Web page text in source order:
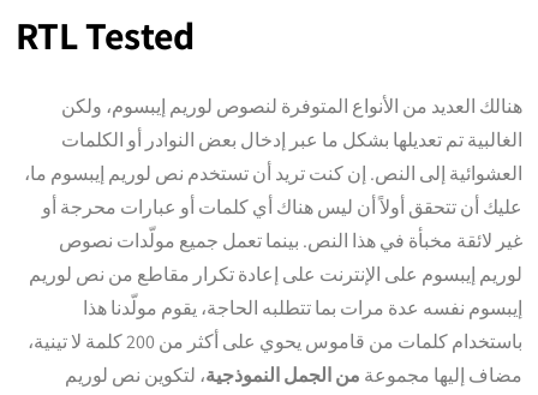
RTL Tested
هنالك العديد من الأنواع المتوفرة لنصوص لوريم إيبسوم، ولكن
الغالبية تم تعديلها بشكل ما عبر إدخال بعض النوادر أو الكلمات
العشوائية إلى النص. إن كنت تريد أن تستخدم نص لوريم إيبسوم ما،
عليك أن تتحقق أولاً أن ليس هناك أي كلمات أو عبارات محرجة أو
غير لائقة مخبأة في هذا النص. بينما تعمل جميع مولّدات نصوص
لوريم إيبسوم على الإنترنت على إعادة تكرار مقاطع من نص لوريم
إيبسوم نفسه عدة مرات بما تتطلبه الحاجة، يقوم مولّدنا هذا
باستخدام كلمات من قاموس يحوي على أكثر من 200 كلمة لا تينية،
مضاف إليها مجموعة من الجمل النموذجية، لتكوين نص لوريم